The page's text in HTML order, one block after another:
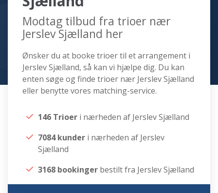
Modtag tilbud fra trioer nær
Jerslev Sjælland her
Ønsker du at booke trioer til et arrangement i
Jerslev Sjælland, så kan vi hjælpe dig. Du kan
enten søge og finde trioer nær Jerslev Sjælland
eller benytte vores matching-service.
146 Trioer i nærheden af Jerslev Sjælland
7084 kunder i nærheden af Jerslev
Sjælland
3168 bookinger bestilt fra Jerslev Sjælland